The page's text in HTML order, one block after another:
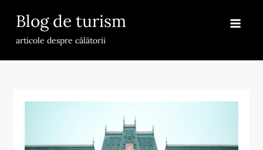
content
Blog de turism
articole despre călătorii